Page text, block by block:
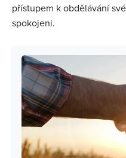
přístupem k obdělávání
spokojeni.